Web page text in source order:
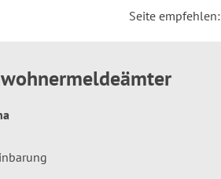
Seite empfehlen: